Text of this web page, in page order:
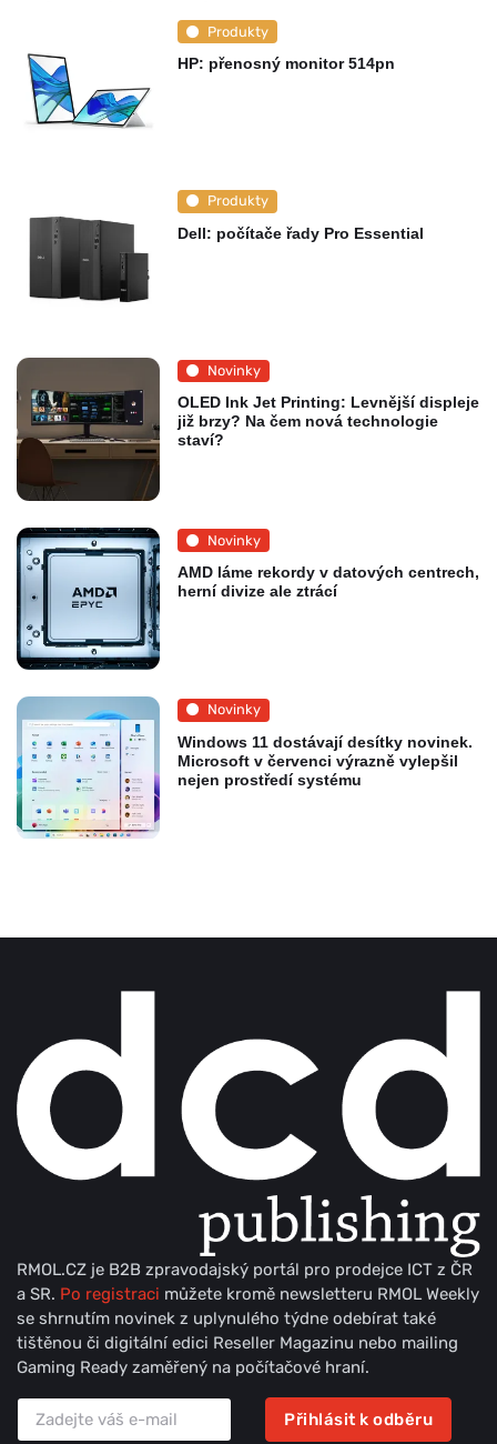
Produkty
HP: přenosný monitor 514pn
Produkty
Dell: počítače řady Pro Essential
Novinky
OLED Ink Jet Printing: Levnější displeje
již brzy? Na čem nová technologie
staví?
Novinky
AMD láme rekordy v datových centrech,
herní divize ale ztrácí
Novinky
Windows 11 dostávají desítky novinek.
Microsoft v červenci výrazně vylepšil
nejen prostředí systému
RMOL.CZ je B2B zpravodajský portál pro prodejce ICT z ČR
a SR. Po registraci můžete kromě newsletteru RMOL Weekly
se shrnutím novinek z uplynulého týdne odebírat také
tištěnou či digitální edici Reseller Magazinu nebo mailing
Gaming Ready zaměřený na počítačové hraní.
Přihlásit k odběru